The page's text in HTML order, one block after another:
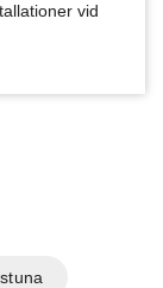
vid